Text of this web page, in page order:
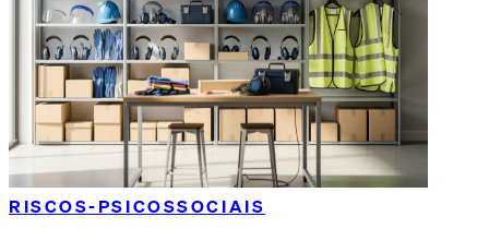
RISCOS-PSICOSSOCIAIS